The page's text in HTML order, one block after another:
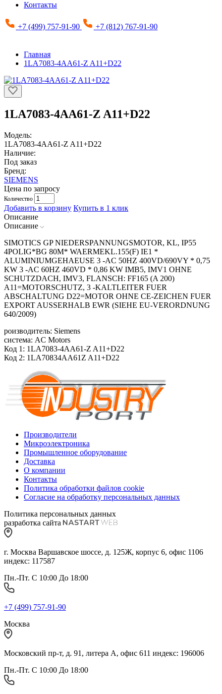
Контакты
+7 (499) 757-91-90 +7 (812) 767-91-90
Главная
1LA7083-4AA61-Z A11+D22
1LA7083-4AA61-Z A11+D22
Модель:
1LA7083-4AA61-Z A11+D22
Наличие:
Под заказ
Бренд:
SIEMENS
Цена по запросу
Количество
Добавить в корзину Купить в 1 клик
Описание
Описание
SIMOTICS GP NIEDERSPANNUNGSMOTOR, KL, IP55
4POLIG*BG 80M* WAERMEKL.155(F) IE1 *
ALUMINIUMGEHAEUSE 3 -AC 50HZ 400VD/690VY * 0,75
KW 3 -AC 60HZ 460VD * 0,86 KW IMB5, IMV1 OHNE
SCHUTZDACH, IMV3, FLANSCH: FF165 (A 200)
A11=MOTORSCHUTZ, 3 -KALTLEITER FUER
ABSCHALTUNG D22=MOTOR OHNE CE-ZEICHEN FUER
EXPORT AUSSERHALB EWR (SIEHE EU-VERORDNUNG
640/2009)
роизводитель: Siemens
система: AC Motors
Код 1: 1LA7083-4AA61-Z A11+D22
Код 2: 1LA70834AA61Z A11+D22
Производители
Микроэлектроника
Промышленное оборудование
Доставка
О компании
Контакты
Политика обработки файлов cookie
Согласие на обработку персональных данных
Политика персональных данных
разработка сайта
г. Москва Варшавское шоссе, д. 125Ж, корпус 6, офис 1106
индекс: 117587
Пн.-Пт. С 10:00 До 18:00
+7 (499) 757-91-90
Москва
Московский пр-т, д. 91, литера А, офис 611 индекс: 196006
Пн.-Пт. С 10:00 До 18:00